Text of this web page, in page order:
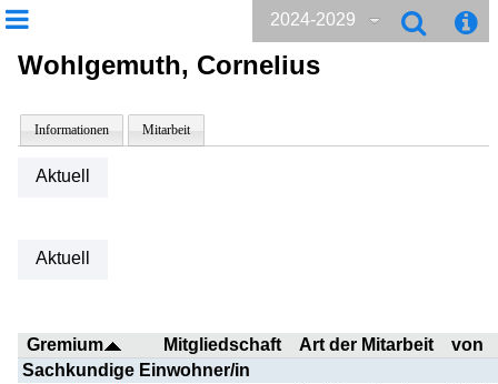
2024-2029
Wohlgemuth, Cornelius
Informationen Mitarbeit
Aktuell
Aktuell
Gremium Mitgliedschaft Art der Mitarbeit
von
Sachkundige Einwohner/in